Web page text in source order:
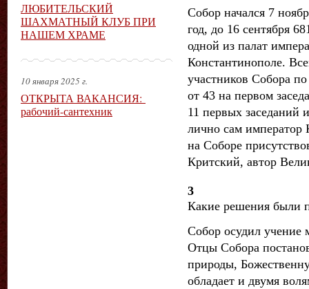
Собор начался 7
год, до 16 сентября
одной из палат
Константинополе.
участников Собора
от 43 на первом
11 первых заседаний
лично сам император
на Соборе
Критский, автор
3
Какие решения были
Собор осудил учение
Отцы Собора
природы,
обладает и двумя
ЛЮБИТЕЛЬСКИЙ
ШАХМАТНЫЙ КЛУБ ПРИ
НАШЕМ ХРАМЕ
10 января 2025 г.
ОТКРЫТА ВАКАНСИЯ:
рабочий-сантехник